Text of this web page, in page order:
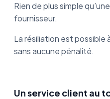
Rien de plus simple
fournisseur.
La résiliation est possible
sans aucune pénalité.
Un service client au